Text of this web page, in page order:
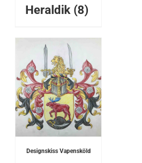
Heraldik (8)
Designskiss Vapensköld